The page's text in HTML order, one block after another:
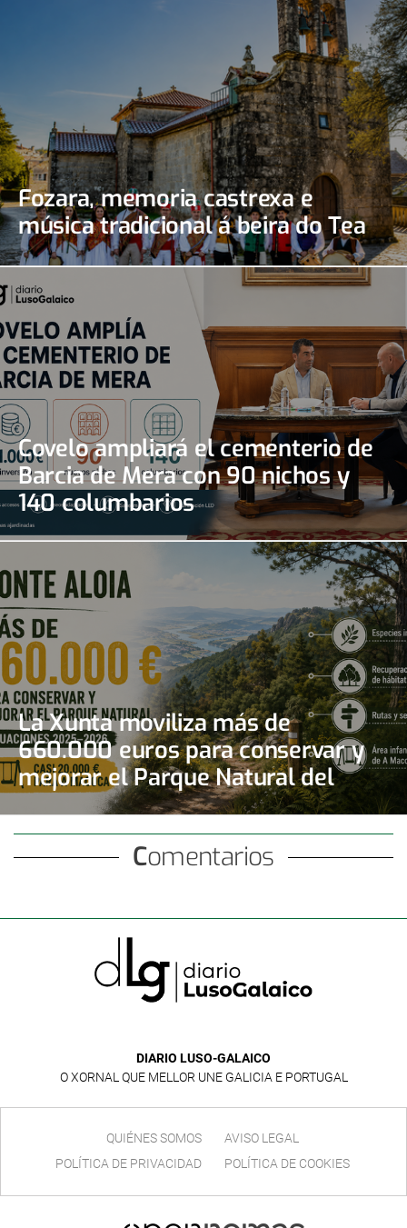
Fozara, memoria castrexa e
música tradicional á beira do Tea
Covelo ampliará el cementerio de
Barcia de Mera con 90 nichos y
140 columbarios
La Xunta moviliza más de
660.000 euros para conservar y
mejorar el Parque Natural del
Monte Aloia
Comentarios
DIARIO LUSO-GALAICO
O XORNAL QUE MELLOR UNE GALICIA E PORTUGAL
QUIÉNES SOMOS
AVISO LEGAL
POLÍTICA DE PRIVACIDAD
POLÍTICA DE COOKIES